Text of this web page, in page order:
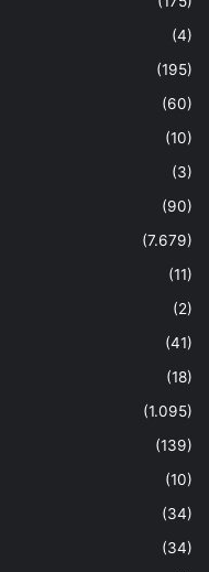
(4)
(195)
(60)
(10)
(3)
(90)
(7.679)
(11)
(2)
(41)
(18)
(1.095)
(139)
(10)
(34)
(34)